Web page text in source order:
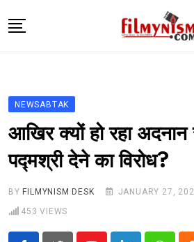
to
TELEVISION
BHOJPURI
NEWS ABTAK
STARRY SIDES
NEWSABTAK
आखिर क्यों हो रहा अदनान
पद्मश्री देने का विरोध?
BY FILMYNISM DESK JANUARY 27,
453 VIEWS